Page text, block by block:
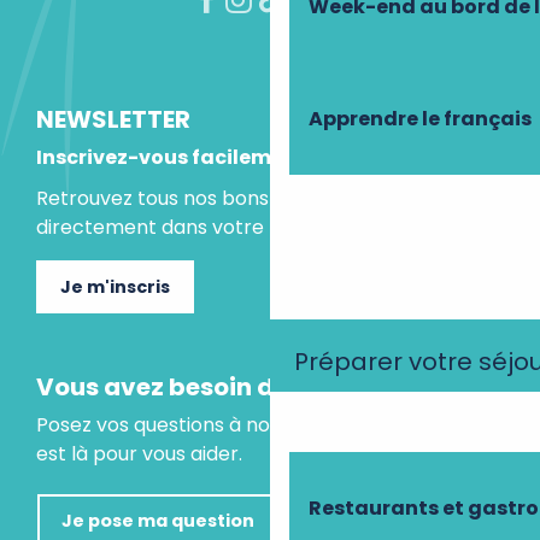
Week-end au bord de
Apprendre le français
Préparer votre
Restaurants et
NEWSLETTER
Inscrivez-vous facilement
Retrouvez tous nos bons plans et idées séjours
directement dans votre boite mail.
Je m'inscris
Vous avez besoin d'un conseil ?
Posez vos questions à notre assistant virtuel, il
est là pour vous aider.
Je pose ma question